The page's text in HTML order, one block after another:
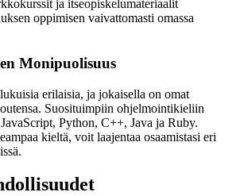
ja itseopiskelumateriaalit
oppimisen vaivattomasti omassa
Monipuolisuus
erilaisia, ja jokaisella on omat
Suosituimpiin ohjelmointikieliin
Python, C++, Java ja Ruby.
kieltä, voit laajentaa osaamistasi eri